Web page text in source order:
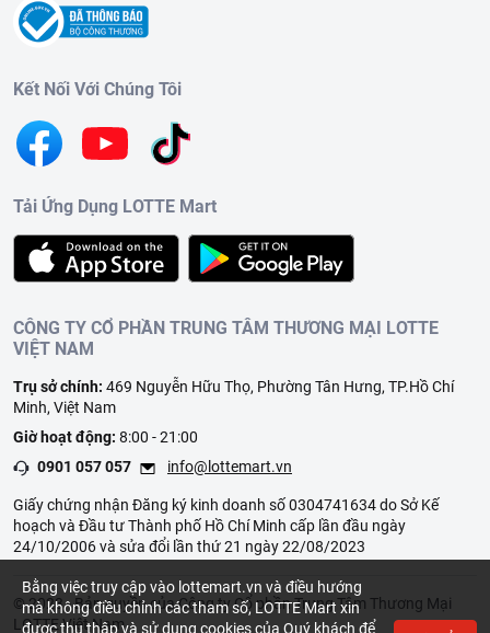
Kết Nối Với Chúng Tôi
Tải Ứng Dụng LOTTE Mart
CÔNG TY CỔ PHẦN TRUNG TÂM THƯƠNG MẠI LOTTE
VIỆT NAM
Trụ sở chính: 469 Nguyễn Hữu Thọ, Phường Tân Hưng, TP.Hồ Chí
Minh, Việt Nam
Giờ hoạt động: 8:00 - 21:00
0901 057 057
info@lottemart.vn
Giấy chứng nhận Đăng ký kinh doanh số 0304741634 do Sở Kế
hoạch và Đầu tư Thành phố Hồ Chí Minh cấp lần đầu ngày
24/10/2006 và sửa đổi lần thứ 21 ngày 22/08/2023
© 2023 - Bản quyền của Công ty Cổ phần Trung Tâm Thương Mại
LOTTE Việt Nam
Bằng việc truy cập vào lottemart.vn và điều hướng
mà không điều chỉnh các tham số, LOTTE Mart xin
được thu thập và sử dụng cookies của Quý khách để